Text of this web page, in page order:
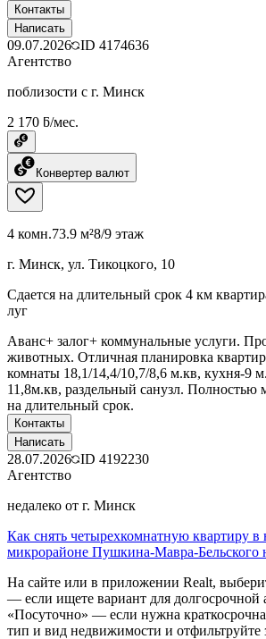
Контакты
Написать
09.07.2026 ID 4174636
Агентство
поблизости с г. Минск
2 170 ƃ/мес.
Конвертер валют
4 комн.73.9 м²8/9 этаж
г. Минск, ул. Тикоцкого, 10
Сдается на длительный срок 4 км
луг
Аванс+ залог+ коммунальные услуги.
животных. Отличная планировка
комнаты 18,1/14,4/10,7/8,6 м.кв, кухня-9
11,8м.кв, раздельный санузл. Полностью
на длительный срок.
Контакты
Написать
28.07.2026 ID 4192230
Агентство
недалеко от г. Минск
Как снять четырехкомнатную квартиру
микрорайоне Пушкина-Мавра-Бельского
На сайте или в приложении Realt,
— если ищете вариант для долгосрочной
«Посуточно» — если нужна
тип и вид недвижимости и